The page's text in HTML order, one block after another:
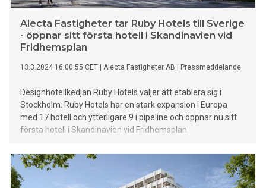
möjlighet att ta del av noga utvalda delar av vårt
gemensamma kulturarv. Det är första, och med största
sannolikhet, enda gången som de här föremålen s
Alecta Fastigheter tar Ruby Hotels till Sverige
- öppnar sitt första hotell i Skandinavien vid
Fridhemsplan
13.3.2024 16:00:55 CET Alecta Fastigheter AB Pressmeddelande
Designhotellkedjan Ruby Hotels väljer att etablera sig i
Stockholm. Ruby Hotels har en stark expansion i Europa
med 17 hotell och ytterligare 9 i pipeline och öppnar nu sitt
första hotell i Skandinavien vid Fridhemsplan.